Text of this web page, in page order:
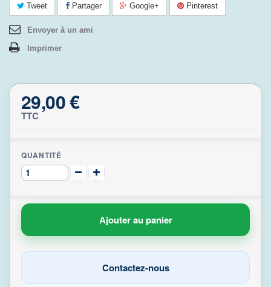
Tweet Partager Google+ Pinterest
Envoyer à un ami
Imprimer
29,00 €
TTC
QUANTITÉ
Ajouter au panier
Contactez-nous